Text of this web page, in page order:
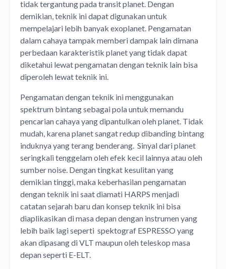
tidak tergantung pada transit planet. Dengan
demikian, teknik ini dapat digunakan untuk
mempelajari lebih banyak exoplanet. Pengamatan
dalam cahaya tampak memberi dampak lain dimana
perbedaan karakteristik planet yang tidak dapat
diketahui lewat pengamatan dengan teknik lain bisa
diperoleh lewat teknik ini.
Pengamatan dengan teknik ini menggunakan
spektrum bintang sebagai pola untuk memandu
pencarian cahaya yang dipantulkan oleh planet. Tidak
mudah, karena planet sangat redup dibanding bintang
induknya yang terang benderang. Sinyal dari planet
seringkali tenggelam oleh efek kecil lainnya atau oleh
sumber noise. Dengan tingkat kesulitan yang
demikian tinggi, maka keberhasilan pengamatan
dengan teknik ini saat diamati HARPS menjadi
catatan sejarah baru dan konsep teknik ini bisa
diaplikasikan di masa depan dengan instrumen yang
lebih baik lagi seperti spektograf ESPRESSO yang
akan dipasang di VLT maupun oleh teleskop masa
depan seperti E-ELT.